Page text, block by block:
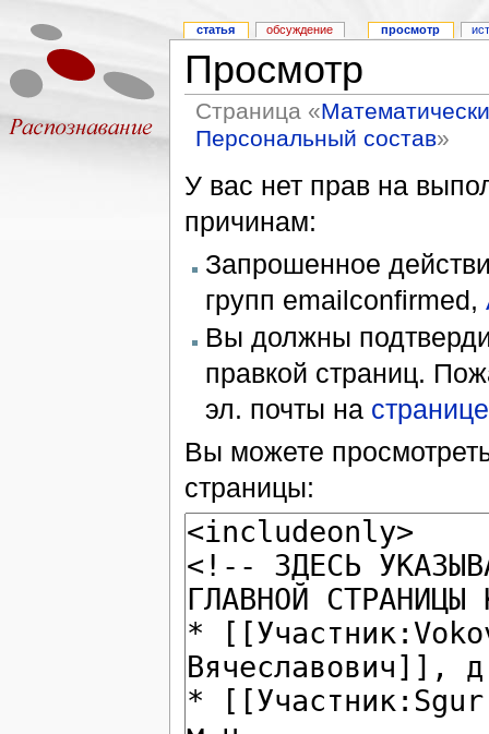
Просмотр
Страница «
Персональный состав»
У вас нет прав на
причинам:
Запрошенное
групп emailconfirmed,
Вы должны
правкой страниц.
эл. почты на
Вы можете
страницы:
статья обсуждение просмотр